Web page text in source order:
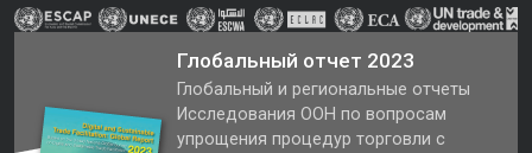
Глобальный отчет 2023
Глобальный и региональные отчеты
Исследования ООН по вопросам
упрощения процедур торговли с